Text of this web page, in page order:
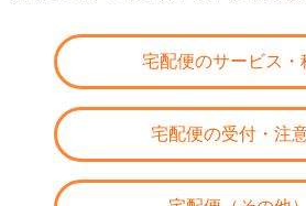
宅配便のサービス・
宅配便の受付・注